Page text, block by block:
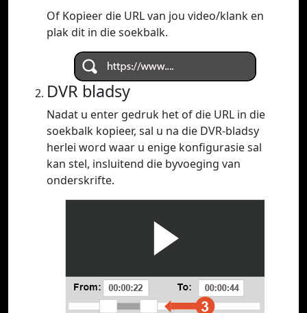
Of Kopieer die URL van jou video/klank en
plak dit in die soekbalk.
DVR bladsy
Nadat u enter gedruk het of die URL in die
soekbalk kopieer, sal u na die DVR-bladsy
herlei word waar u enige konfigurasie sal
kan stel, insluitend die byvoeging van
onderskrifte.